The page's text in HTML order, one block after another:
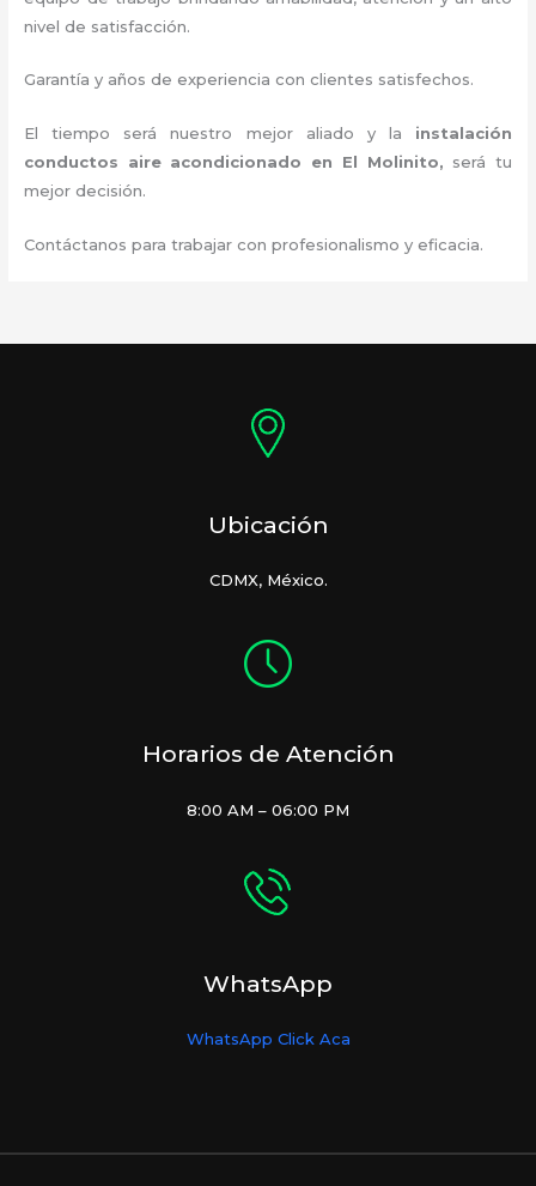
nivel de satisfacción.
Garantía y años de experiencia con clientes satisfechos.
El tiempo será nuestro mejor aliado y la instalación
conductos aire acondicionado en El Molinito, será tu
mejor decisión.
Contáctanos para trabajar con profesionalismo y eficacia.
Ubicación
CDMX, México.
Horarios de Atención
8:00 AM – 06:00 PM
WhatsApp
WhatsApp Click Aca